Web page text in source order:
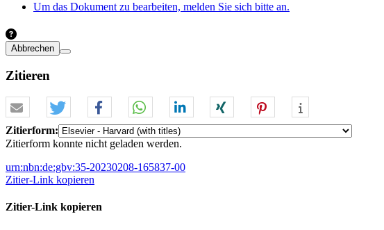
Um das Dokument zu bearbeiten, melden Sie sich bitte an.
Abbrechen
Zitieren
Zitierform:
Zitierform konnte nicht geladen werden.
urn:nbn:de:gbv:35-20230208-165837-00
Zitier-Link kopieren
Zitier-Link kopieren